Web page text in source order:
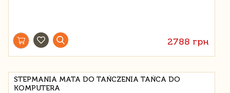
2788 грн
STEPMANIA MATA DO TAŃCZENIA TAŃCA DO
KOMPUTERA